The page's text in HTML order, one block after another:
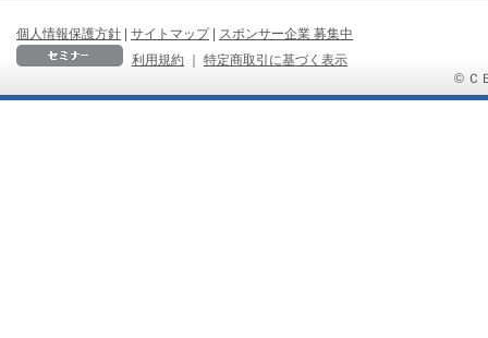
個人情報保護方針 | サイトマップ | スポンサー企業 募集中
利用規約
｜
特定商取引に基づく表示
© Ｃ